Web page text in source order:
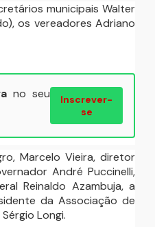
municipais Walter
os vereadores Adriano
no seu
Inscrever-
se
Marcelo Vieira, diretor
André Puccinelli,
Reinaldo Azambuja, a
da Associação de
Longi.